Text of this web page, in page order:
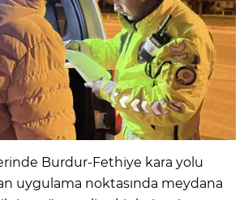
Burdur-Fethiye kara yolu
uygulama noktasında meydana